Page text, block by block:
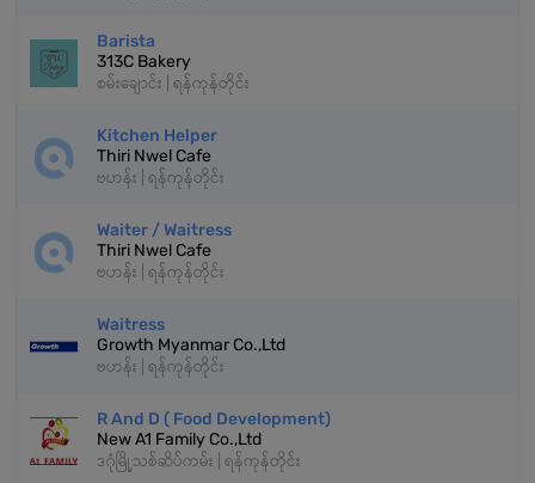
Barista
313C Bakery
စမ်းချောင်း | ရန်ကုန်တိုင်း
Kitchen Helper
Thiri Nwel Cafe
ဗဟန်း | ရန်ကုန်တိုင်း
Waiter / Waitress
Thiri Nwel Cafe
ဗဟန်း | ရန်ကုန်တိုင်း
Waitress
Growth Myanmar Co.,Ltd
ဗဟန်း | ရန်ကုန်တိုင်း
R And D ( Food Development)
New A1 Family Co.,Ltd
ဒဂုံမြို့သစ်ဆိပ်ကမ်း | ရန်ကုန်တိုင်း